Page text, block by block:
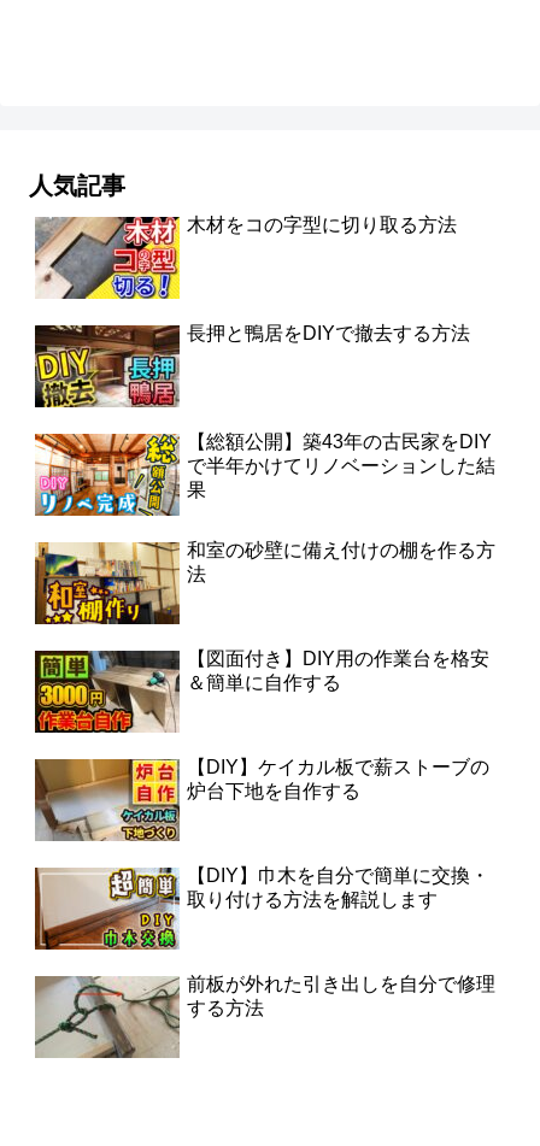
人気記事
木材をコの字型に切り取る方法
長押と鴨居をDIYで撤去する方法
【総額公開】築43年の古民家をDIY
で半年かけてリノベーションした結
果
和室の砂壁に備え付けの棚を作る方
法
【図面付き】DIY用の作業台を格安
＆簡単に自作する
【DIY】ケイカル板で薪ストーブの
炉台下地を自作する
【DIY】巾木を自分で簡単に交換・
取り付ける方法を解説します
前板が外れた引き出しを自分で修理
する方法